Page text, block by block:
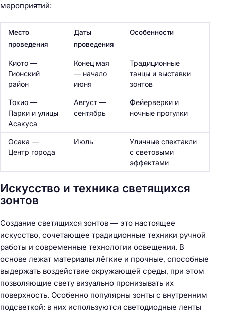
мероприятий:
Место
проведения
Даты
проведения
Особенности
Киото —
Гионский
район
Конец мая
— начало
июня
Традиционные
танцы и выставки
зонтов
Токио —
Парки и улицы
Асакуса
Август —
сентябрь
Фейерверки и
ночные прогулки
Осака —
Центр города
Июль
Уличные спектакли
с световыми
эффектами
Искусство и техника светящихся
зонтов
Создание светящихся зонтов — это настоящее
искусство, сочетающее традиционные техники ручной
работы и современные технологии освещения. В
основе лежат материалы лёгкие и прочные, способные
выдержать воздействие окружающей среды, при этом
позволяющие свету визуально пронизывать их
поверхность. Особенно популярны зонты с внутренним
подсветкой: в них используются светодиодные ленты